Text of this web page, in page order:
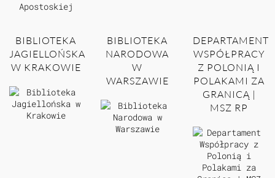
BIBLIOTEKA
JAGIELLOŃSKA
W KRAKOWIE
BIBLIOTEKA
NARODOWA
W
WARSZAWIE
DEPARTAMENT
WSPÓŁPRACY
Z POLONIĄ I
POLAKAMI ZA
GRANICĄ |
MSZ RP